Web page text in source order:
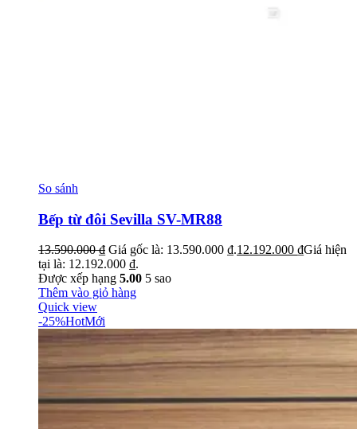
So sánh
Bếp từ đôi Sevilla SV-MR88
13.590.000₫ Giá gốc là: 13.590.000 ₫.12.192.000 ₫Giá hiện
tại là: 12.192.000 ₫.
Được xếp hạng 5.00 5 sao
Thêm vào giỏ hàng
Quick view
-25%HotMới